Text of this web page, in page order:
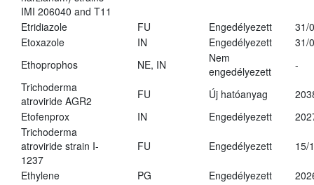
IMI 206040 and T11
Etridiazole FU Engedélyezett
31/
Etoxazole
IN Engedélyezett
31/
Ethoprophos
NE, IN
Nem
engedélyezett
-
Trichoderma
atroviride AGR2
FU Új hatóanyag
Etofenprox
IN Engedélyezett
Trichoderma
atroviride strain I-
1237
FU Engedélyezett 15/
Ethylene PG Engedélyezett